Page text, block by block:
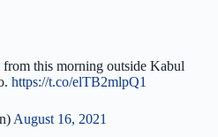
from this morning outside Kabul
https://t.co/elTB2mlpQ1
August 16, 2021